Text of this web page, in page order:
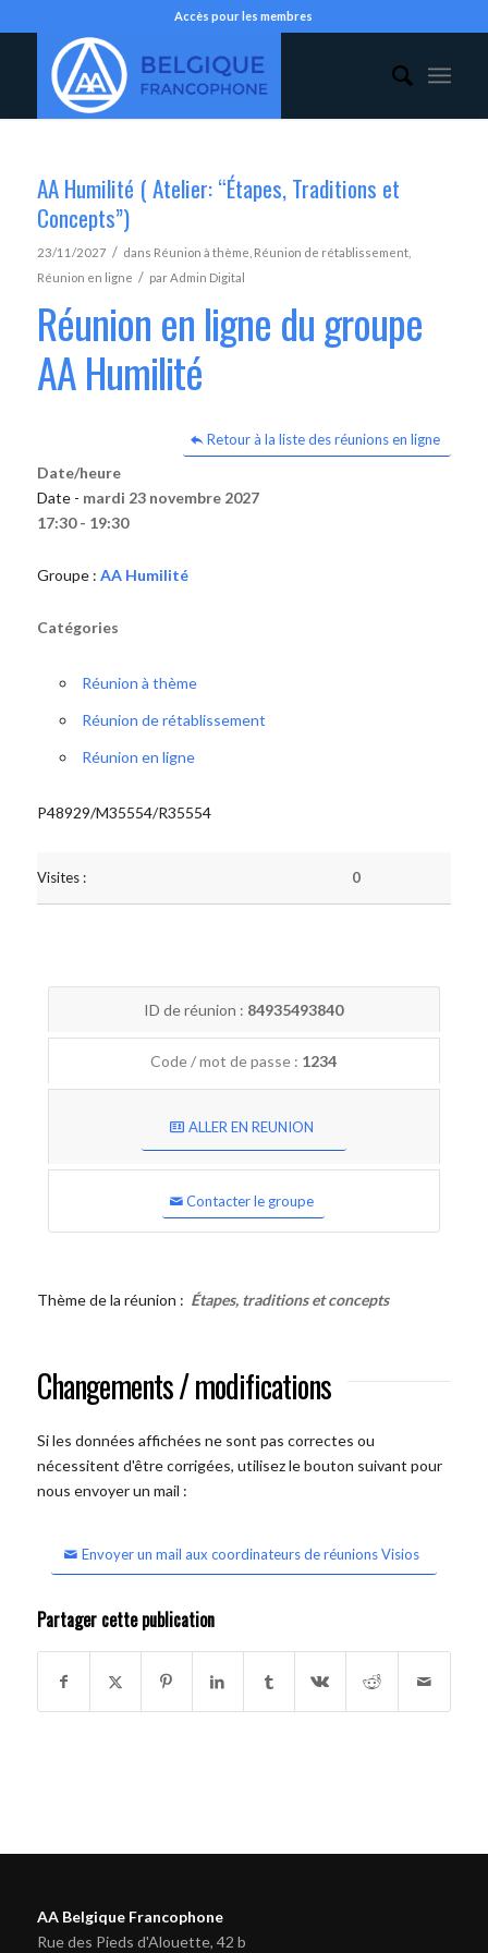
Accès pour les membres
AA Humilité ( Atelier: “Étapes, Traditions et
Concepts”)
23/11/2027 / dans Réunion à thème Réunion de rétablissement,
Réunion en ligne / parAdmin Digital
Réunion en ligne du groupe
AA Humilité
Retour à la liste des réunions en ligne
Date/heure
Date - mardi 23 novembre 2027
17:30 - 19:30
Groupe : AA Humilité
Catégories
Réunion à thème
Réunion de rétablissement
Réunion en ligne
P48929/M35554/R35554
Visites : 0
ID de réunion : 84935493840
Code / mot de passe : 1234
ALLER EN REUNION
Contacter le groupe
Thème de la réunion : Étapes, traditions et concepts
Changements / modifications
Si les données affichées ne sont pas correctes ou
nécessitent d'être corrigées, utilisez le bouton suivant pour
nous envoyer un mail :
Envoyer un mail aux coordinateurs de réunions Visios
Partager cette publication
AA Belgique Francophone
Rue des Pieds d'Alouette, 42 b